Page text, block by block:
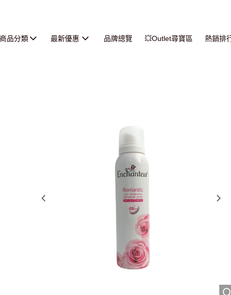
商品分類 最新優惠 品牌總覽 💥Outlet尋寶區 熱銷排